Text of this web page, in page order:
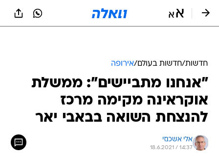
חדשות/חדשות בעולם/אירופה
"אנחנו מתביישים": ממשלת
אוקראינה מקימה מרכז
להנצחת השואה בבאבי יאר
אלי אשכנזי
18.6.2021 / 14:37